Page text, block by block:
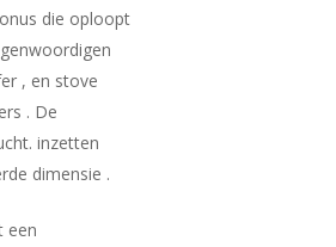
die oploopt
, en stove
. De
inzetten
dimensie .
een